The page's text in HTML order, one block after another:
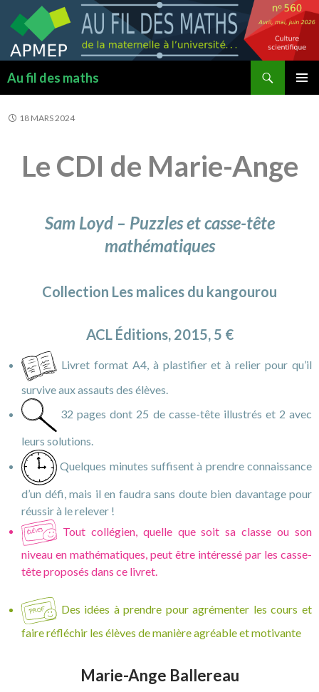
Au fil des maths
CONTENU
18 MARS 2024
Le CDI de Marie-Ange
Sam Loyd – Puzzles et casse-tête
mathématiques
Collection Les malices du kangourou
ACL Éditions, 2015, 5 €
Livret format A4, à plastifier et à relier pour qu’il
survive aux assauts des élèves.
32 pages dont 25 de casse-tête illustrés et 2 avec
leurs solutions.
Quelques minutes suffisent à prendre connaissance
d’un défi, mais il en faudra sans doute bien davantage pour
réussir à le relever !
Tout collégien, quelle que soit sa classe ou son
niveau en mathématiques, peut être intéressé par les casse-
tête proposés dans ce livret.
Des idées à prendre pour agrémenter les cours et
faire réfléchir les élèves de manière agréable et motivante
Marie-Ange Ballereau